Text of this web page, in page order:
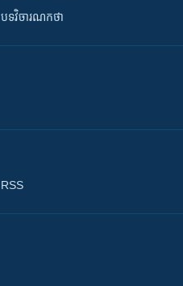
បទវិចារណកថា
RSS